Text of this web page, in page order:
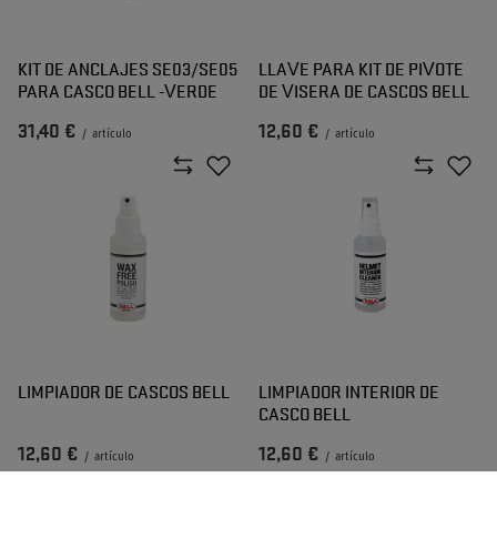
KIT DE ANCLAJES SE03/SE05
PARA CASCO BELL -VERDE
31,40 € / artículo
LLAVE PARA KIT DE PIVOTE
DE VISERA DE CASCOS BELL
12,60 € / artículo
LIMPIADOR DE CASCOS BELL
12,60 € / artículo
LIMPIADOR INTERIOR DE
CASCO BELL
12,60 € / artículo